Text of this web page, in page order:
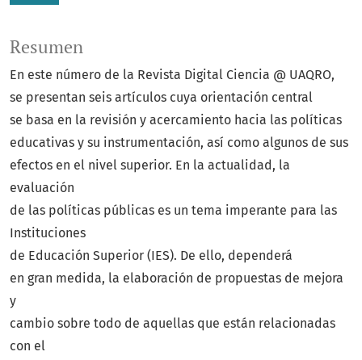
Resumen
En este número de la Revista Digital Ciencia @ UAQRO,
se presentan seis artículos cuya orientación central
se basa en la revisión y acercamiento hacia las políticas
educativas y su instrumentación, así como algunos de sus
efectos en el nivel superior. En la actualidad, la
evaluación
de las políticas públicas es un tema imperante para las
Instituciones
de Educación Superior (IES). De ello, dependerá
en gran medida, la elaboración de propuestas de mejora
y
cambio sobre todo de aquellas que están relacionadas
con el